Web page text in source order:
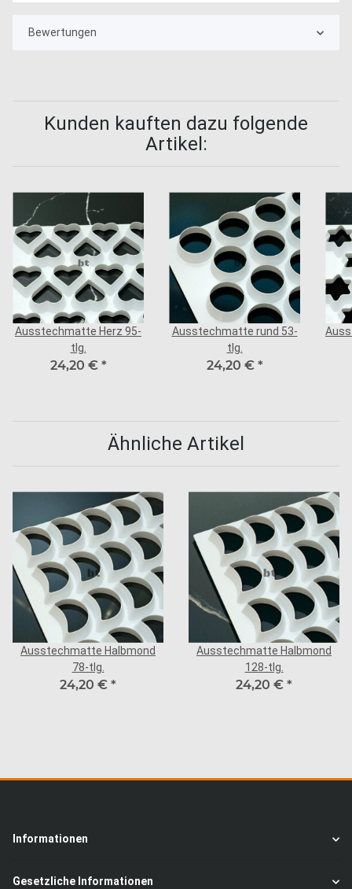
Bewertungen
Kunden kauften dazu folgende
Artikel:
Ausstechmatte Herz 95-
tlg.
24,20 € *
Ausstechmatte rund 53-
tlg.
24,20 € *
Ähnliche Artikel
Ausstechmatte Halbmond
78-tlg.
24,20 € *
Ausstechmatte Halbmond
128-tlg.
24,20 € *
Informationen
Gesetzliche Informationen